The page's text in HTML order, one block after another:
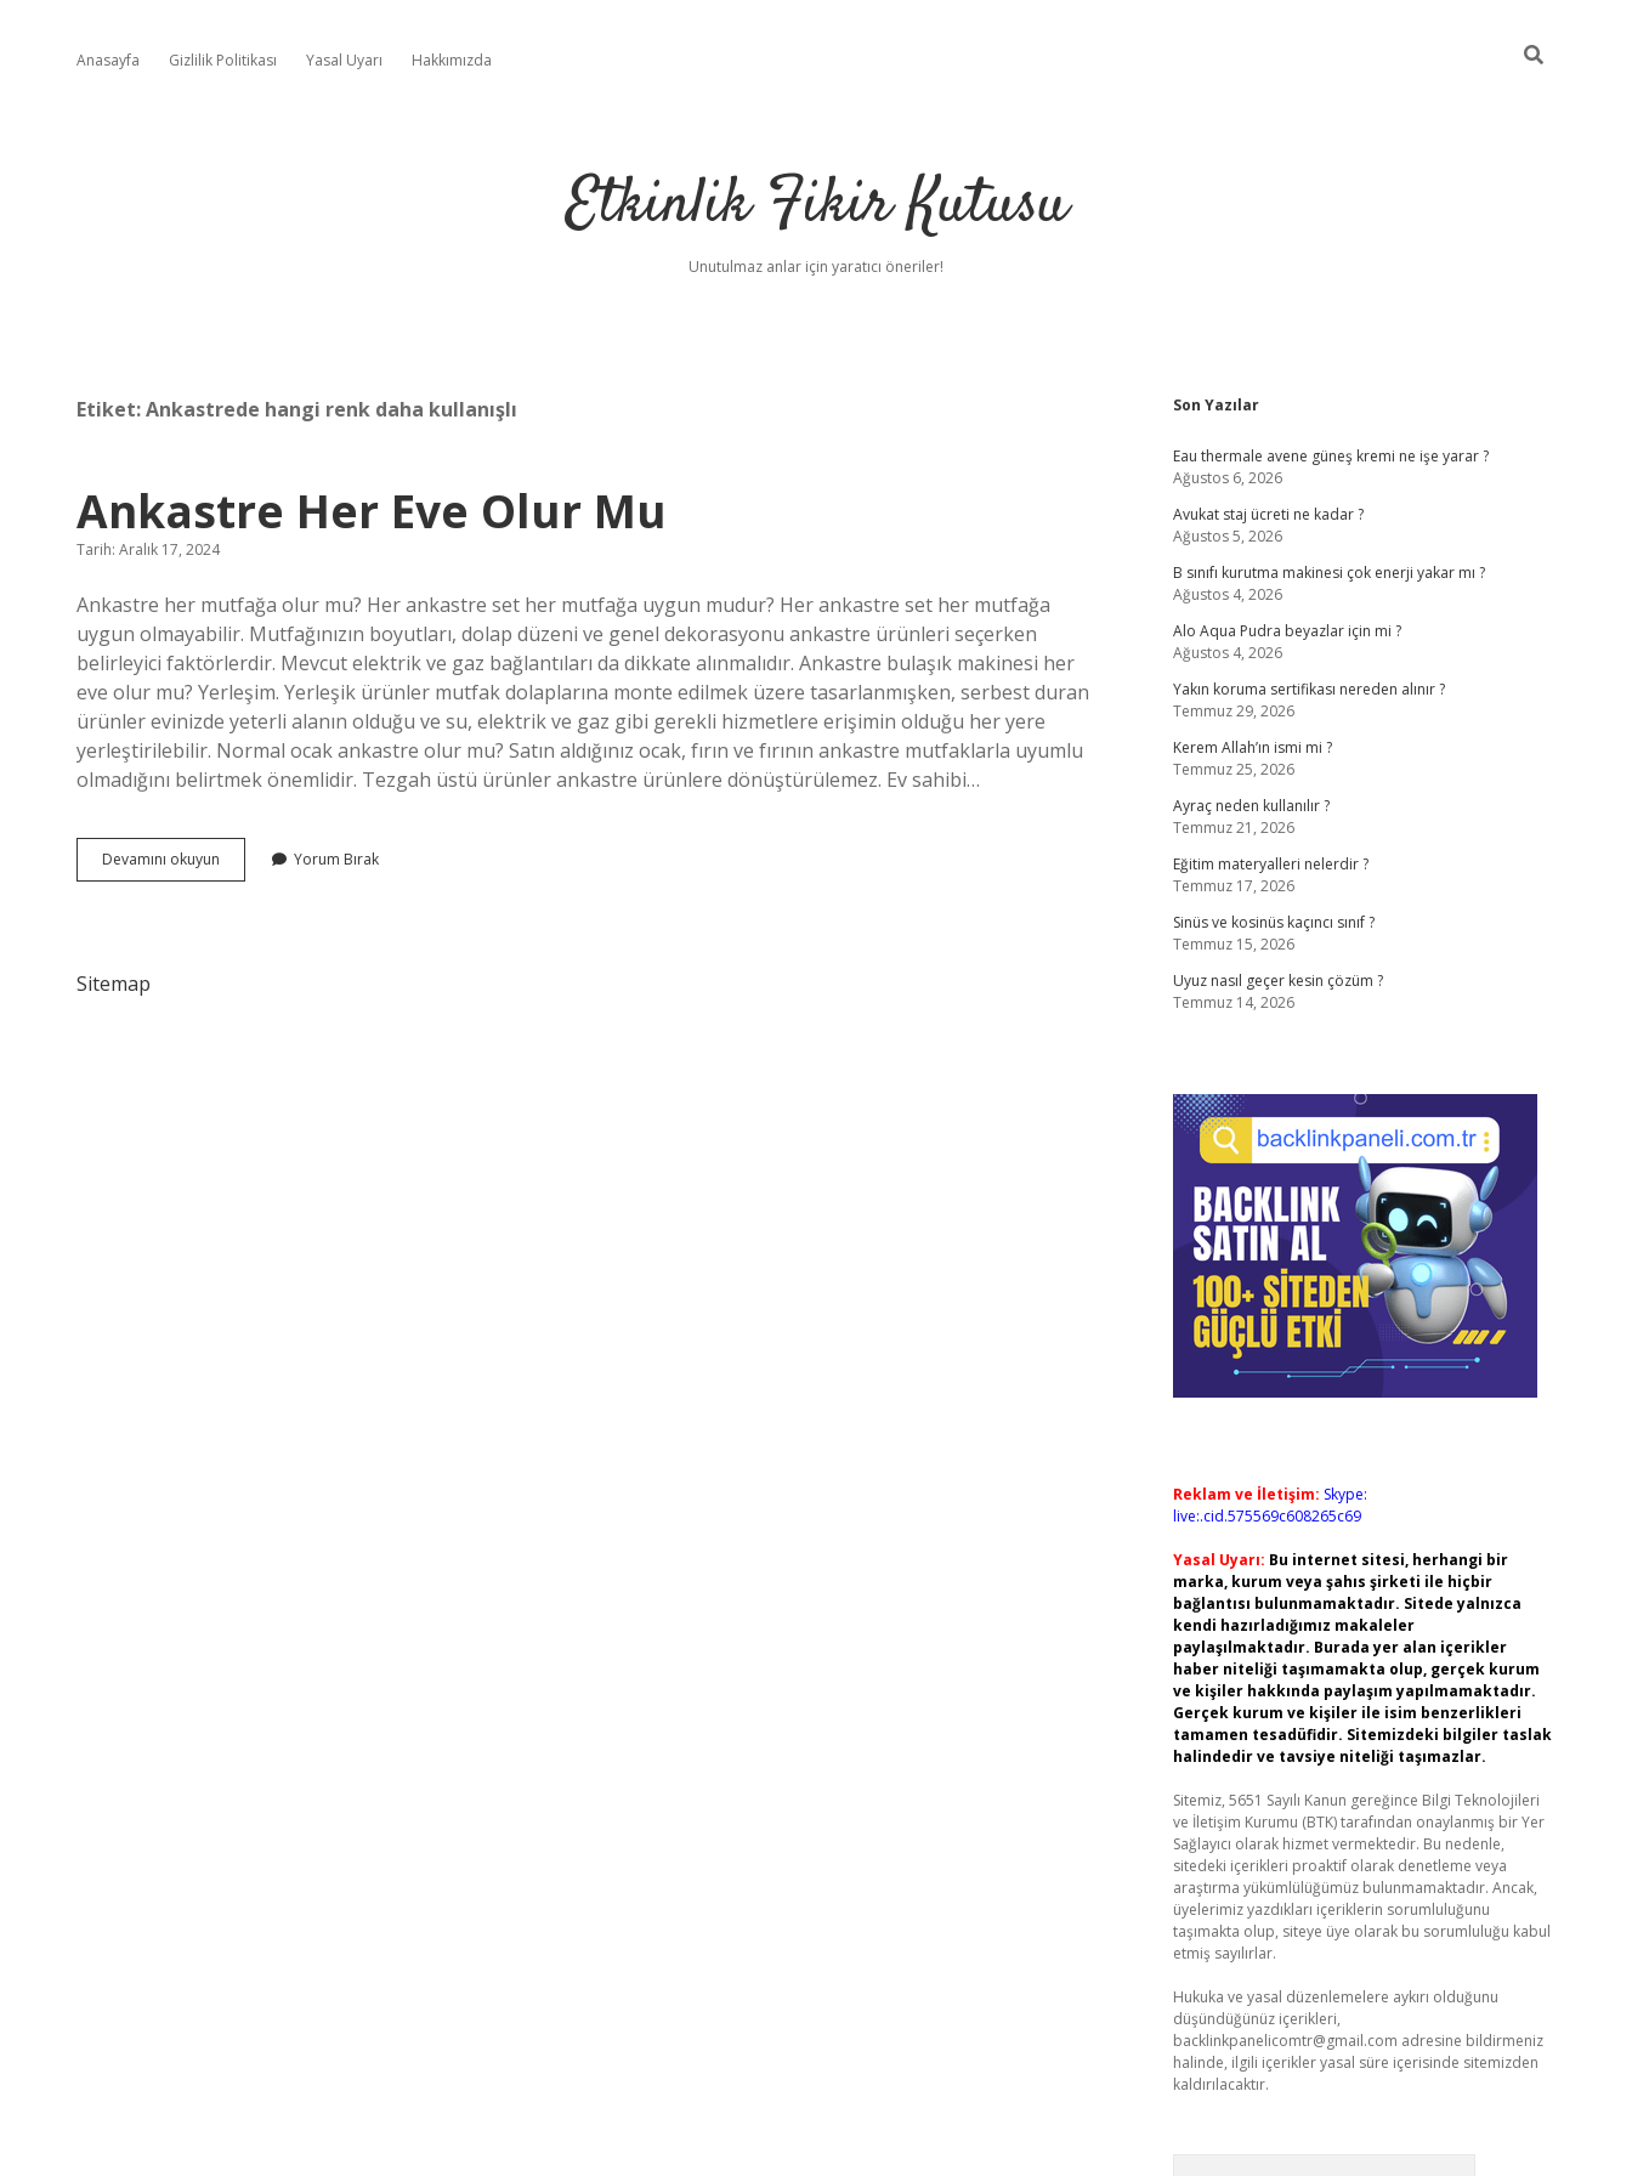
Anasayfa Gizlilik Politikası Yasal Uyarı Hakkımızda
Etkinlik Fikir Kutusu
Unutulmaz anlar için yaratıcı öneriler!
Etiket:Ankastrede hangi renk daha kullanışlı
Ankastre Her Eve Olur Mu
Tarih: Aralık 17, 2024
Ankastre her mutfağa olur mu? Her ankastre set her mutfağa uygun mudur? Her ankastre set her mutfağa
uygun olmayabilir. Mutfağınızın boyutları, dolap düzeni ve genel dekorasyonu ankastre ürünleri seçerken
belirleyici faktörlerdir. Mevcut elektrik ve gaz bağlantıları da dikkate alınmalıdır. Ankastre bulaşık makinesi her
eve olur mu? Yerleşim. Yerleşik ürünler mutfak dolaplarına monte edilmek üzere tasarlanmışken, serbest duran
ürünler evinizde yeterli alanın olduğu ve su, elektrik ve gaz gibi gerekli hizmetlere erişimin olduğu her yere
yerleştirilebilir. Normal ocak ankastre olur mu? Satın aldığınız ocak, fırın ve fırının ankastre mutfaklarla uyumlu
olmadığını belirtmek önemlidir. Tezgah üstü ürünler ankastre ürünlere dönüştürülemez. Ev sahibi…
Devamını okuyun Ankastre
Her
Yorum Bırak
Sitemap
Sidebar
Son Yazılar
Eau thermale avene güneş kremi ne işe yarar ?
Ağustos 6, 2026
Avukat staj ücreti ne kadar ?
Ağustos 5, 2026
B sınıfı kurutma makinesi çok enerji yakar mı ?
Ağustos 4, 2026
Alo Aqua Pudra beyazlar için mi ?
Ağustos 4, 2026
Yakın koruma sertifikası nereden alınır ?
Temmuz 29, 2026
Kerem Allah’ın ismi mi ?
Temmuz 25, 2026
Ayraç neden kullanılır ?
Temmuz 21, 2026
Eğitim materyalleri nelerdir ?
Temmuz 17, 2026
Sinüs ve kosinüs kaçıncı sınıf ?
Temmuz 15, 2026
Uyuz nasıl geçer kesin çözüm ?
Temmuz 14, 2026
Reklam ve İletişim: Skype:
live:.cid.575569c608265c69
Yasal Uyarı: Bu internet sitesi, herhangi bir
marka, kurum veya şahıs şirketi ile hiçbir
bağlantısı bulunmamaktadır. Sitede yalnızca
kendi hazırladığımız makaleler
paylaşılmaktadır. Burada yer alan içerikler
haber niteliği taşımamakta olup, gerçek kurum
ve kişiler hakkında paylaşım yapılmamaktadır.
Gerçek kurum ve kişiler ile isim benzerlikleri
tamamen tesadüfidir. Sitemizdeki bilgiler taslak
halindedir ve tavsiye niteliği taşımazlar.
Sitemiz, 5651 Sayılı Kanun gereğince Bilgi Teknolojileri
ve İletişim Kurumu (BTK) tarafından onaylanmış bir Yer
Sağlayıcı olarak hizmet vermektedir. Bu nedenle,
sitedeki içerikleri proaktif olarak denetleme veya
araştırma yükümlülüğümüz bulunmamaktadır. Ancak,
üyelerimiz yazdıkları içeriklerin sorumluluğunu
taşımakta olup, siteye üye olarak bu sorumluluğu kabul
etmiş sayılırlar.
Hukuka ve yasal düzenlemelere aykırı olduğunu
düşündüğünüz içerikleri,
backlinkpanelicomtr@gmail.com adresine bildirmeniz
halinde, ilgili içerikler yasal süre içerisinde sitemizden
kaldırılacaktır.